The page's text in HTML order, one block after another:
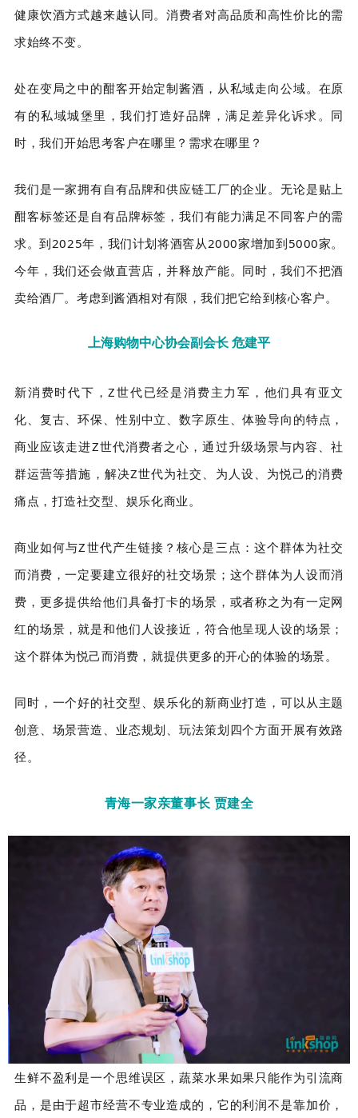
健康饮酒方式越来越认同。消费者对高品质和高性价比的需
求始终不变。
处在变局之中的酣客开始定制酱酒，从私域走向公域。在原
有的私域城堡里，我们打造好品牌，满足差异化诉求。同
时，我们开始思考客户在哪里？需求在哪里？
我们是一家拥有自有品牌和供应链工厂的企业。无论是贴上
酣客标签还是自有品牌标签，我们有能力满足不同客户的需
求。到2025年，我们计划将酒窖从2000家增加到5000家。
今年，我们还会做直营店，并释放产能。同时，我们不把酒
卖给酒厂。考虑到酱酒相对有限，我们把它给到核心客户。
上海购物中心协会副会长 危建平
新消费时代下，Z世代已经是消费主力军，他们具有亚文
化、复古、环保、性别中立、数字原生、体验导向的特点，
商业应该走进Z世代消费者之心，通过升级场景与内容、社
群运营等措施，解决Z世代为社交、为人设、为悦己的消费
痛点，打造社交型、娱乐化商业。
商业如何与Z世代产生链接？核心是三点：这个群体为社交
而消费，一定要建立很好的社交场景；这个群体为人设而消
费，更多提供给他们具备打卡的场景，或者称之为有一定网
红的场景，就是和他们人设接近，符合他呈现人设的场景；
这个群体为悦己而消费，就提供更多的开心的体验的场景。
同时，一个好的社交型、娱乐化的新商业打造，可以从主题
创意、场景营造、业态规划、玩法策划四个方面开展有效路
径。
青海一家亲董事长 贾建全
生鲜不盈利是一个思维误区，蔬菜水果如果只能作为引流商
品，是由于超市经营不专业造成的，它的利润不是靠加价，